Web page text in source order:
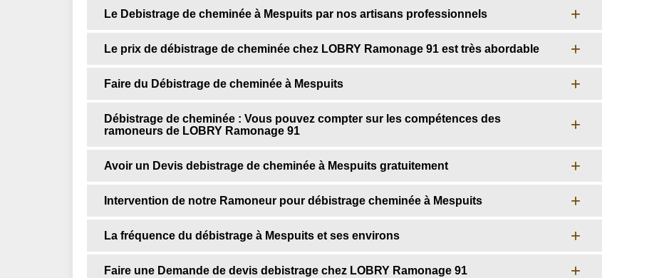
Le Debistrage de cheminée à Mespuits par nos artisans professionnels
Le prix de débistrage de cheminée chez LOBRY Ramonage 91 est très abordable
Faire du Débistrage de cheminée à Mespuits
Débistrage de cheminée : Vous pouvez compter sur les compétences des
ramoneurs de LOBRY Ramonage 91
Avoir un Devis debistrage de cheminée à Mespuits gratuitement
Intervention de notre Ramoneur pour débistrage cheminée à Mespuits
La fréquence du débistrage à Mespuits et ses environs
Faire une Demande de devis debistrage chez LOBRY Ramonage 91